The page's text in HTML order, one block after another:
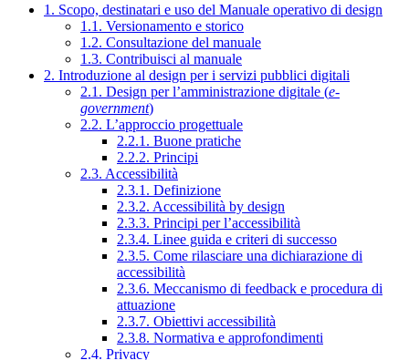
1. Scopo, destinatari e uso del Manuale operativo di design
1.1. Versionamento e storico
1.2. Consultazione del manuale
1.3. Contribuisci al manuale
2. Introduzione al design per i servizi pubblici digitali
2.1. Design per l’amministrazione digitale (e-
government)
2.2. L’approccio progettuale
2.2.1. Buone pratiche
2.2.2. Principi
2.3. Accessibilità
2.3.1. Definizione
2.3.2. Accessibilità by design
2.3.3. Principi per l’accessibilità
2.3.4. Linee guida e criteri di successo
2.3.5. Come rilasciare una dichiarazione di
accessibilità
2.3.6. Meccanismo di feedback e procedura di
attuazione
2.3.7. Obiettivi accessibilità
2.3.8. Normativa e approfondimenti
2.4. Privacy